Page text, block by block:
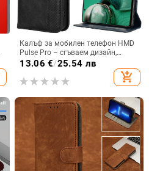
Калъф за мобилен телефон HMD
Pulse Pro – сгъваем дизайн,
магнитно задържане, джоб за
карти, TPU кожа, удароустойчив
13.06 €/25.54 лв
add_shopping_cart